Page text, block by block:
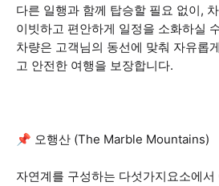
다른 일행과 함께 탑승할 필요 없이,
이빗하고 편안하게 일정을 소화하실
차량은 고객님의 동선에 맞춰 자유롭
고 안전한 여행을 보장합니다.
📌 오행산 (The Marble Mountains)
자연계를 구성하는 다섯가지요소에